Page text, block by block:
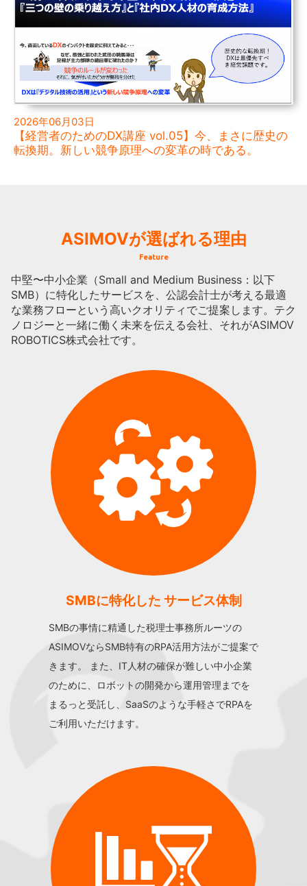
2026年06月03日
【経営者のためのDX講座 vol.05】今、まさに歴史の
転換期。新しい競争原理への変革の時である。
ASIMOVが選ばれる理由
Feature
中堅〜中小企業（Small and Medium Business：以下
SMB）に特化したサービスを、公認会計士が考える最適
な業務フローという高いクオリティでご提案します。テク
ノロジーと一緒に働く未来を伝える会社、それがASIMOV
ROBOTICS株式会社です。
SMBに特化した サービス体制
SMBの事情に精通した税理士事務所ルーツの
ASIMOVならSMB特有のRPA活用方法がご提案で
きます。 また、IT人材の確保が難しい中小企業
のために、ロボットの開発から運用管理までを
まるっと受託し、SaaSのような手軽さでRPAを
ご利用いただけます。